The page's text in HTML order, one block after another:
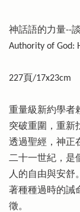
神話語的力量--
Authority of God:
227頁/17x23cm
重量級新約學者
突破重圍，重新
透過聖經，神正
二十一世紀，是
人的自由與安舒
著種種過時的誡
徵。